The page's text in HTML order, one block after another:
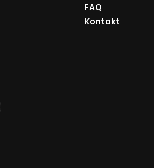
FAQ
Kontakt